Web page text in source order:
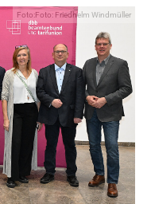
Foto:Foto: Friedhelm Windmüller